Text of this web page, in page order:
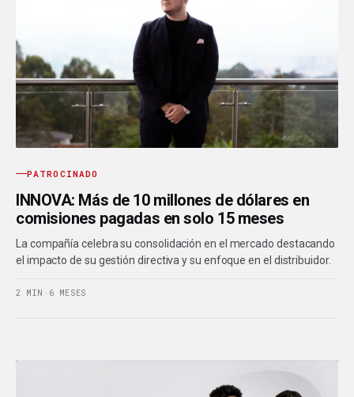
PATROCINADO
INNOVA: Más de 10 millones de dólares en
comisiones pagadas en solo 15 meses
La compañía celebra su consolidación en el mercado destacando
el impacto de su gestión directiva y su enfoque en el distribuidor.
2 MIN · 6 MESES